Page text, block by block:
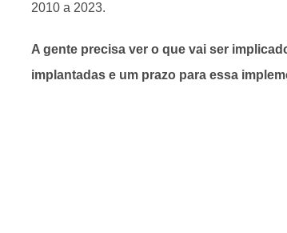
2010 a 2023.
A gente precisa ver o que vai ser
implantadas e um prazo para essa